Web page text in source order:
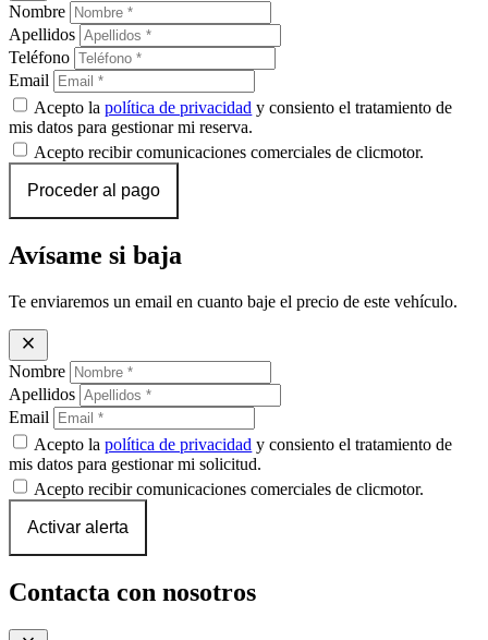
Nombre
Apellidos
Teléfono
Email
Acepto lapolítica de privacidad y consiento el tratamiento de
mis datos para gestionar mi reserva.
Acepto recibir comunicaciones comerciales de clicmotor.
Proceder al pago
Avísame si baja
Te enviaremos un email en cuanto baje el precio de este vehículo.
close
Nombre
Apellidos
Email
Acepto lapolítica de privacidad y consiento el tratamiento de
mis datos para gestionar mi solicitud.
Acepto recibir comunicaciones comerciales de clicmotor.
Activar alerta
Contacta con nosotros